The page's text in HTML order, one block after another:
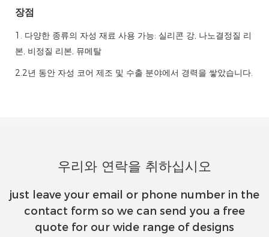
장점
1. 다양한 종류의 자성 재료 사용 가능: 실리콘 강, 나노결정질 리
본, 비정질 리본, 뮤메탈
2.2년 동안 자성 코어 제조 및 수출 분야에서 경력을 쌓았습니다.
우리와 연락을 취하십시오
just leave your email or phone number in the
contact form so we can send you a free
quote for our wide range of designs